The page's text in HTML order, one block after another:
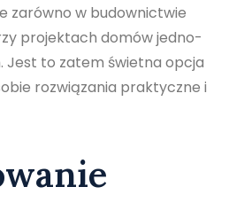
zarówno w budownictwie
projektach domów jedno-
Jest to zatem świetna opcja
rozwiązania praktyczne i